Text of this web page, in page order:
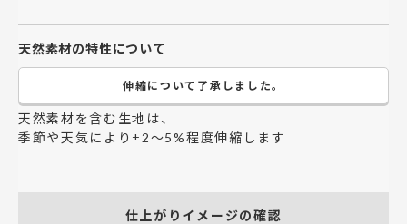
天然素材の特性について
伸縮について了承しました。
天然素材を含む生地は、
季節や天気により±2～5%程度伸縮します
仕上がりイメージの確認